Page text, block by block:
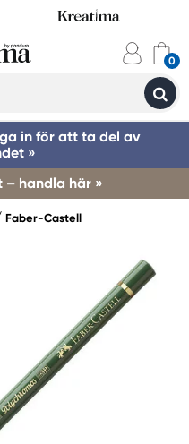
in för att ta del av
»
– handla här »
Faber-Castell